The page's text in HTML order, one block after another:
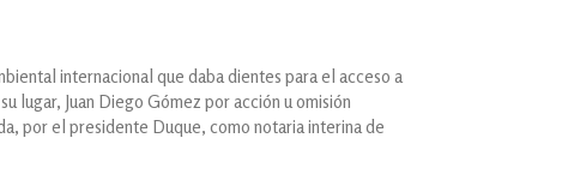
internacional que daba dientes para el acceso a
lugar, Juan Diego Gómez por acción u omisión
por el presidente Duque, como notaria interina de